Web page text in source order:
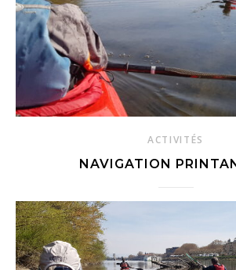
ACTIVITÉS
NAVIGATION